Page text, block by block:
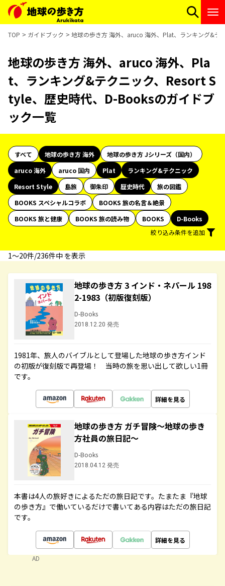
TOP ガイドブック 地球の歩き方 海外、aruco 海外、Plat、ランキング&テ
地球の歩き方 海外、aruco 海外、Pla
t、ランキング&テクニック、Resort S
tyle、歴史時代、D-Booksのガイドブ
ック一覧
すべて 地球の歩き方 海外
地球の歩き方 Jシリーズ（国内）
aruco 海外
aruco 国内 Plat
ランキング&テクニック
Resort Style
島旅 御朱印 歴史時代
旅の図鑑
BOOKS スペシャルコラボ
BOOKS 旅の名言＆絶景
BOOKS 旅と健康
BOOKS 旅の読み物 BOOKS
D-Books
絞り込み条件を追加
1〜20件/236件中 を表示
地球の歩き方 3 インド・ネパール 198
2-1983（初版復刻版）
D-Books
2018.12.20 発売
1981年、旅人のバイブルとして登場した地球の歩き方インド
の初版が復刻版で再登場！ 当時の旅を思い出して欲しい1冊
です。
詳細を見る
地球の歩き方 ガチ冒険～地球の歩き
方社員の旅日記～
D-Books
2018.04.12 発売
本書は4人の旅好きによるただの旅日記です。たまたま『地球
の歩き方』で働いているだけで書いてある内容はただの旅日記
です。
詳細を見る
AD